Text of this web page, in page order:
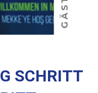
SCHRITT